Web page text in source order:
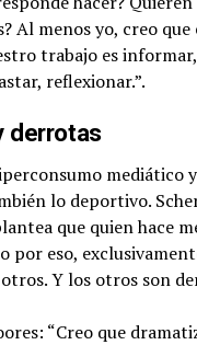
Al menos yo, creo
trabajo es
reflexionar.”.
derrotas
mediático
lo deportivo.
que quien hace
por eso,
Y los otros son
“Creo que